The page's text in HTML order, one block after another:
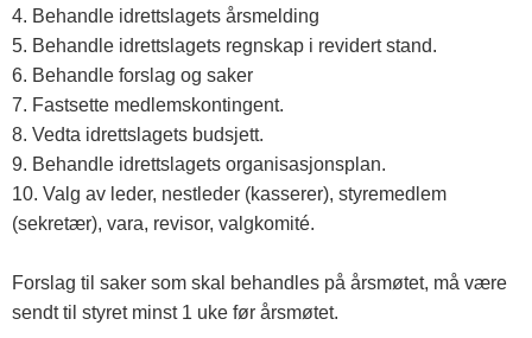
4. Behandle idrettslagets årsmelding
5. Behandle idrettslagets regnskap i revidert stand.
6. Behandle forslag og saker
7. Fastsette medlemskontingent.
8. Vedta idrettslagets budsjett.
9. Behandle idrettslagets organisasjonsplan.
10. Valg av leder, nestleder (kasserer), styremedlem
(sekretær), vara, revisor, valgkomité.
Forslag til saker som skal behandles på årsmøtet, må være
sendt til styret minst 1 uke før årsmøtet.